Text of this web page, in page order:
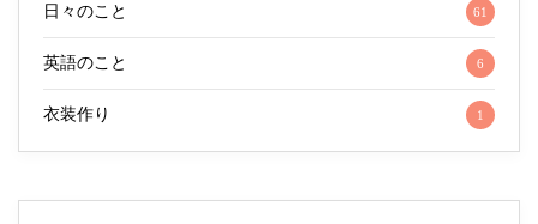
日々のこと 61
英語のこと 6
衣装作り 1